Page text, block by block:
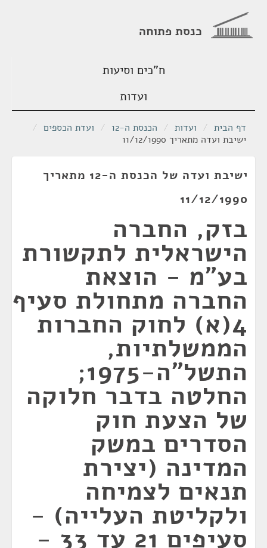
כנסת פתוחה
ח"כים וסיעות
ועדות
דף הבית / ועדות / הכנסת ה-12 / ועדת הכספים /
ישיבת ועדה מתאריך 11/12/1990
ישיבת ועדה של הכנסת ה-12 מתאריך
11/12/1990
בזק, החברה
הישראלית לתקשורת
בע"מ - הוצאת
החברה מתחולת סעיף
4(א) לחוק החברות
הממשלתיות,
התשל"ה-1975;
החלטה בדבר חלוקה
של הצעת חוק
הסדרים במשק
המדינה (יצירת
תנאים לצמיחה
ולקליטת העלייה) -
סעיפים 21 עד 33 -